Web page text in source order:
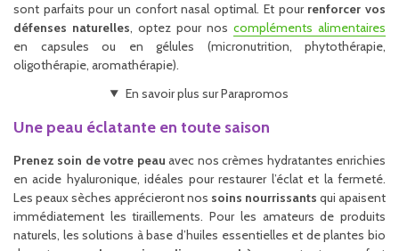
sont parfaits pour un confort nasal optimal. Et pour renforcer vos
défenses naturelles, optez pour nos compléments alimentaires
en capsules ou en gélules (micronutrition, phytothérapie,
oligothérapie, aromathérapie).
En savoir plus sur Parapromos
Une peau éclatante en toute saison
Prenez soin de votre peau avec nos crèmes hydratantes enrichies
en acide hyaluronique, idéales pour restaurer l’éclat et la fermeté.
Les peaux sèches apprécieront nos soins nourrissants qui apaisent
immédiatement les tiraillements. Pour les amateurs de produits
naturels, les solutions à base d’huiles essentielles et de plantes bio